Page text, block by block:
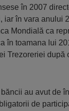
în 2007
iar în vara anului
Mondială ca
în toamana lui
Trezoreriei după
au avut de
de